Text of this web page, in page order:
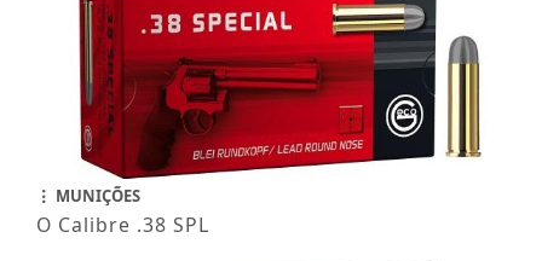
MUNIÇÕES
O Calibre .38 SPL